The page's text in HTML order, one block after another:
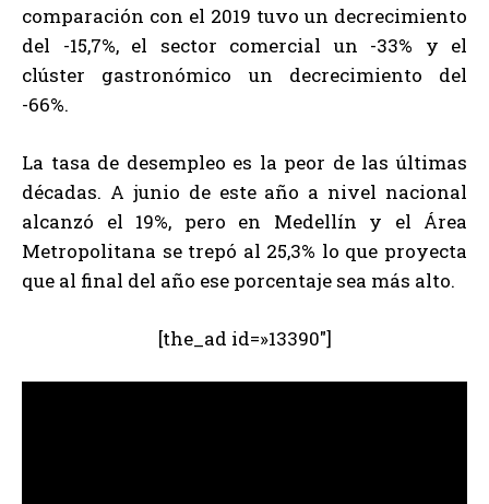
comparación con el 2019 tuvo un decrecimiento
del -15,7%, el sector comercial un -33% y el
clúster gastronómico un decrecimiento del
-66%.
La tasa de desempleo es la peor de las últimas
décadas. A junio de este año a nivel nacional
alcanzó el 19%, pero en Medellín y el Área
Metropolitana se trepó al 25,3% lo que proyecta
que al final del año ese porcentaje sea más alto.
[the_ad id=»13390″]